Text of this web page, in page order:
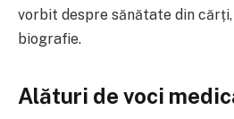
vorbit despre sănătate din
biografie.
Alături de voci